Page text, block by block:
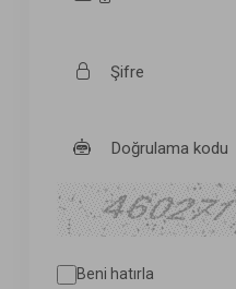
Beni hatırla